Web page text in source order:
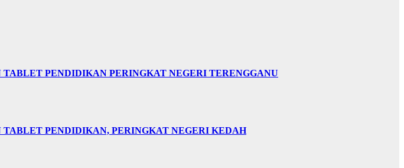
PENDIDIKAN PERINGKAT NEGERI TERENGGANU
PENDIDIKAN, PERINGKAT NEGERI KEDAH